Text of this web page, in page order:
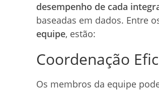
desempenho de cada
baseadas em dados. Entre
equipe, estão:
Coordenação
Os membros da equipe